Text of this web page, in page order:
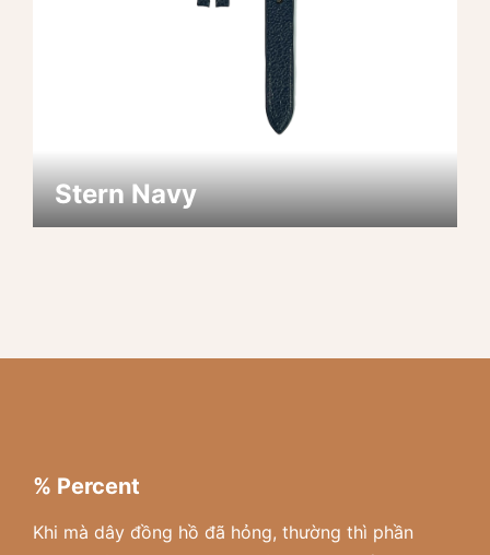
Stern Navy
% Percent
Khi mà dây đồng hồ đã hỏng, thường thì phần